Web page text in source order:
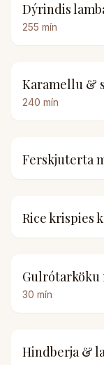
Dýrindis
255 mín
Karamellu &
240 mín
Ferskjuterta
Rice krispies
Gulrótarköku
30 mín
Hindberja &